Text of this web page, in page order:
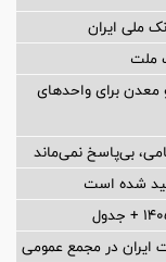
ملی ایران
صنعت و معدن برای واحد‌های
بی‌پاسخ نمی‌ماند
شده است